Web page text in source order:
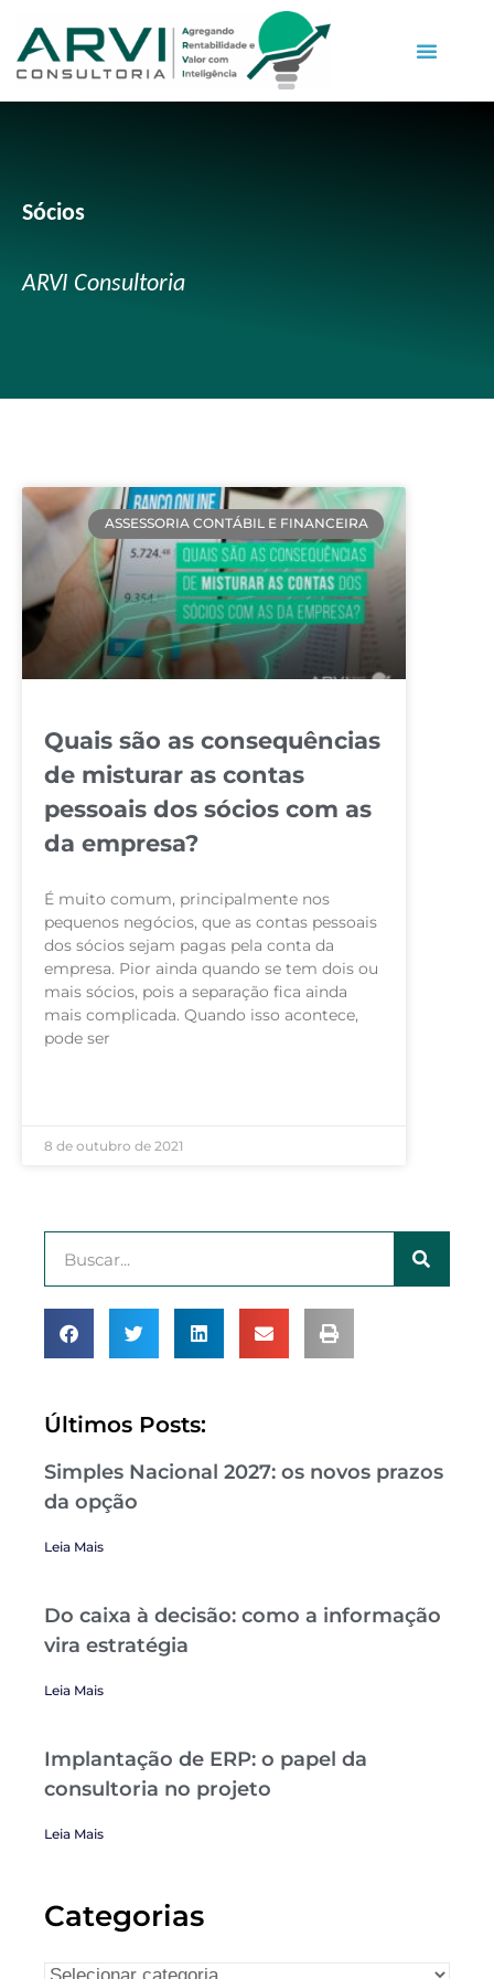
Sócios
ARVI Consultoria
ASSESSORIA CONTÁBIL E FINANCEIRA
Quais são as consequências
de misturar as contas
pessoais dos sócios com as
da empresa?
É muito comum, principalmente nos
pequenos negócios, que as contas pessoais
dos sócios sejam pagas pela conta da
empresa. Pior ainda quando se tem dois ou
mais sócios, pois a separação fica ainda
mais complicada. Quando isso acontece,
pode ser
8 de outubro de 2021
Últimos Posts:
Simples Nacional 2027: os novos prazos
da opção
Leia Mais
Do caixa à decisão: como a informação
vira estratégia
Leia Mais
Implantação de ERP: o papel da
consultoria no projeto
Leia Mais
Categorias